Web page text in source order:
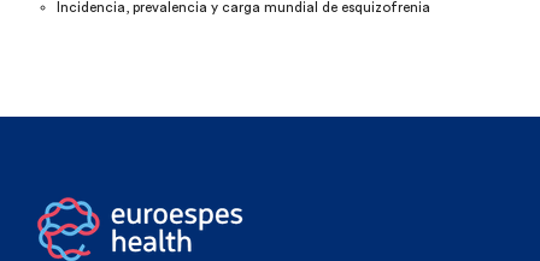
Incidencia, prevalencia y carga mundial de esquizofrenia